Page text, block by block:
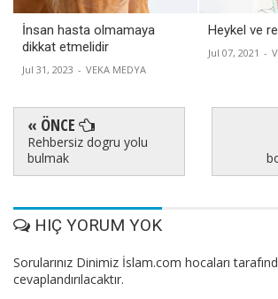
İnsan hasta olmamaya
dikkat etmelidir
Jul 31, 2023 - VEKA MEDYA
Heykel ve
Jul 07, 2021 -
« ÖNCE
Rehbersiz dogru yolu
bulmak
HIÇ YORUM YOK
Sorularınız Dinimiz İslam.com hocaları
cevaplandırılacaktır.